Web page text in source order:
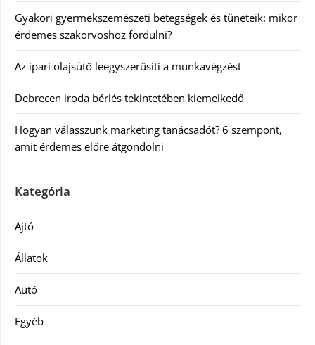
Gyakori gyermekszemészeti betegségek és tüneteik: mikor
érdemes szakorvoshoz fordulni?
Az ipari olajsütő leegyszerűsíti a munkavégzést
Debrecen iroda bérlés tekintetében kiemelkedő
Hogyan válasszunk marketing tanácsadót? 6 szempont,
amit érdemes előre átgondolni
Kategória
Ajtó
Állatok
Autó
Egyéb